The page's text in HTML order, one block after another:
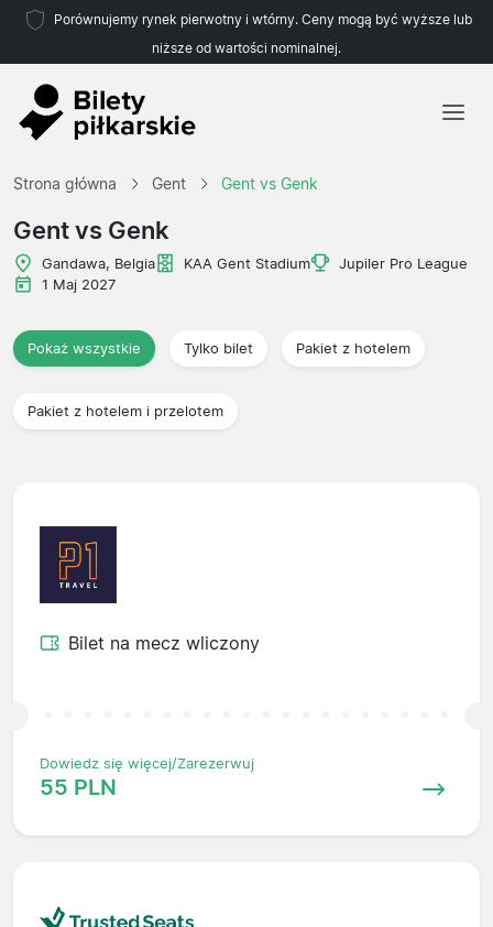
Porównujemy rynek pierwotny i wtórny. Ceny mogą być wyższe lub
niższe od wartości nominalnej.
Strona główna Gent Gent vs Genk
Gent vs Genk
Gandawa, Belgia KAA Gent Stadium
Jupiler Pro League
1 Maj 2027
Pokaż wszystkie Tylko bilet Pakiet z hotelem
Pakiet z hotelem i przelotem
Bilet na mecz wliczony
Dowiedz się więcej/Zarezerwuj
55 PLN